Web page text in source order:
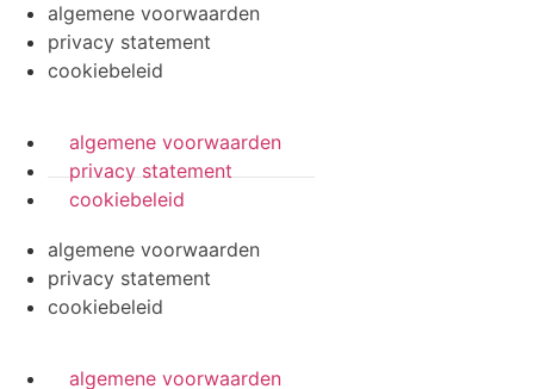
algemene voorwaarden
privacy statement
cookiebeleid
algemene voorwaarden
privacy statement
cookiebeleid
algemene voorwaarden
privacy statement
cookiebeleid
algemene voorwaarden